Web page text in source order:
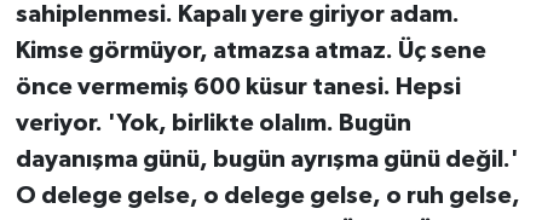
sahiplenmesi. Kapalı yere giriyor adam.
Kimse görmüyor, atmazsa atmaz. Üç sene
önce vermemiş 600 küsur tanesi. Hepsi
veriyor. 'Yok, birlikte olalım. Bugün
dayanışma günü, bugün ayrışma günü değil.'
O delege gelse, o delege gelse, o ruh gelse,